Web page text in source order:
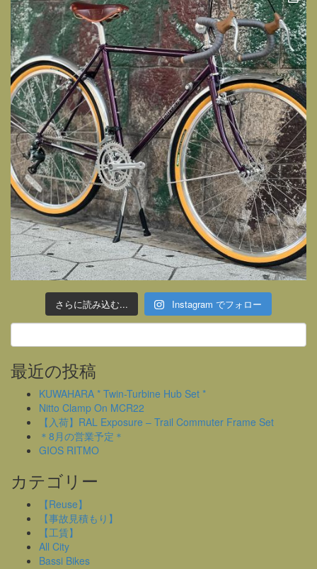
さらに読み込む... Instagram でフォロー
最近の投稿
KUWAHARA * Twin-Turbine Hub Set *
Nitto Clamp On MCR22
【入荷】RAL Exposure – Trail Commuter Frame Set
＊8月の営業予定＊
GIOS RITMO
カテゴリー
【Reuse】
【事故見積もり】
【工賃】
All City
Bassi Bikes